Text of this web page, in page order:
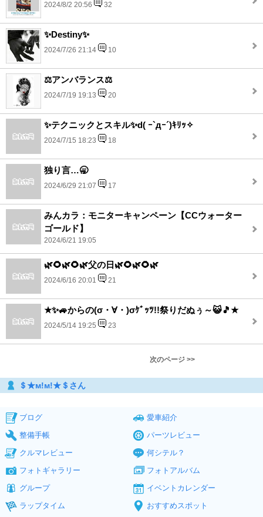
2024/8/2 20:56 32
✨Destiny✨
2024/7/26 21:14 10
⚖️アンバランス⚖️
2024/7/19 19:13 20
✨テクニックとスキル✨d( ｰ`дｰ´)ｷﾘｯ✧
2024/7/15 18:23 18
独り言…🥱
2024/6/29 21:07 17
みんカラ：モニターキャンペーン【CCウォーター
ゴールド】
2024/6/21 19:05
🌿🌻🌿🌻🌿父の日🌿🌻🌿🌻🌿
2024/6/16 20:01 21
★✨🚙からの(σ・∀・)σｹﾞｯﾂ!!祭りだぬぅ～😺🎵★
2024/5/14 19:25 23
次のページ >>
＄★м!м!★＄さん
ブログ
愛車紹介
整備手帳
パーツレビュー
クルマレビュー
何シテル？
フォトギャラリー
フォトアルバム
グループ
イベントカレンダー
ラップタイム
おすすめスポット